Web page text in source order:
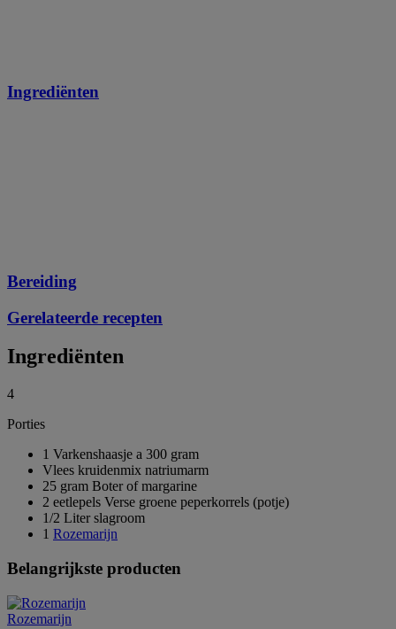
Ingrediënten
Bereiding
Gerelateerde recepten
Ingrediënten
4
Porties
1 Varkenshaasje a 300 gram
Vlees kruidenmix natriumarm
25 gram Boter of margarine
2 eetlepels Verse groene peperkorrels (potje)
1/2 Liter slagroom
1 Rozemarijn
Belangrijkste producten
Rozemarijn